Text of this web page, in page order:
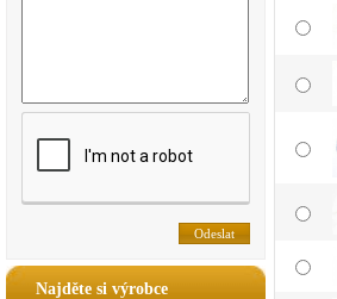
Najděte si výrobce